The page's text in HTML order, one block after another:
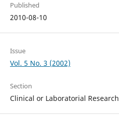
Published
2010-08-10
Issue
Vol. 5 No. 3 (2002)
Section
Clinical or Laboratorial Research